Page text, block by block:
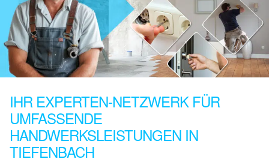
IHR EXPERTEN-NETZWERK FÜR
UMFASSENDE
HANDWERKSLEISTUNGEN IN
TIEFENBACH